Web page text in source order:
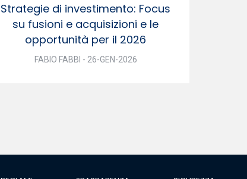
Strategie di investimento: Focus
su fusioni e acquisizioni e le
opportunità per il 2026
FABIO FABBI - 26-GEN-2026